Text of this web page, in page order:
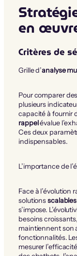
en
Critères de
Grille d’analyse
Pour comparer des
plusieurs
capacité à fournir
rappelévalue
Ces deux
indispensables.
L’importance de
Face à l’évolution
solutions
s’impose.
besoins
maintiennent son
fonctionnalités.
mesurer